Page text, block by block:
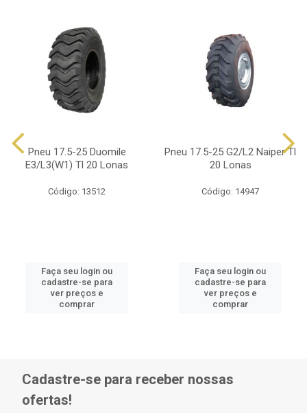
Pneu 17.5-25 Duomile
E3/L3(W1) Tl 20 Lonas
Código: 13512
Faça seu login ou
cadastre-se para
ver preços e
comprar
Pneu 17.5-25 G2/L2 Naiper Tl
20 Lonas
Código: 14947
Faça seu login ou
cadastre-se para
ver preços e
comprar
Cadastre-se para receber nossas
ofertas!